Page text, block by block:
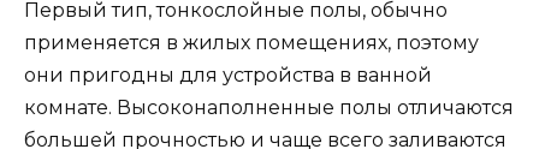
Первый тип, тонкослойные полы, обычно
применяется в жилых помещениях, поэтому
они пригодны для устройства в ванной
комнате. Высоконаполненные полы отличаются
большей прочностью и чаще всего заливаются